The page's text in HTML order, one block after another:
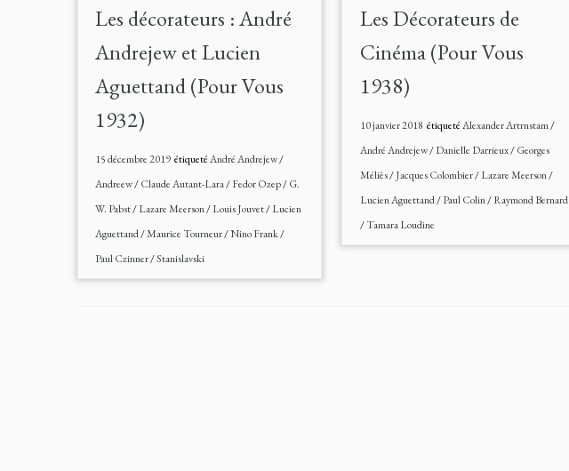
Les décorateurs : André
Andrejew et Lucien
Aguettand (Pour Vous
1932)
15 décembre 2019 étiquetéAndré Andrejew/
Andreew/Claude Autant-Lara/Fedor Ozep/G.
W. Pabst/Lazare Meerson/Louis Jouvet/Lucien
Aguettand/Maurice Tourneur/Nino Frank/
Paul Czinner/Stanislavski
Les Décorateurs de
Cinéma (Pour Vous
1938)
10 janvier 2018 étiquetéAlexander Artrnstam/
André Andrejew/Danielle Darrieux/Georges
Méliès/Jacques Colombier/Lazare Meerson/
Lucien Aguettand/Paul Colin/Raymond Bernard
/Tamara Loudine